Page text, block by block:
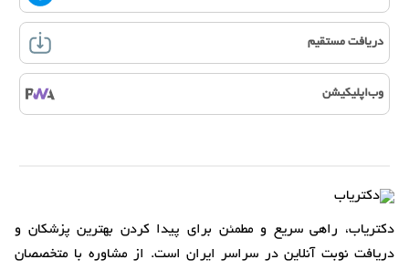
دریافت مستقیم
وب‌اپلیکیشن
دکتریاب، راهی سریع و مطمئن برای پیدا کردن بهترین پزشکان و
دریافت نوبت آنلاین در سراسر ایران است. از مشاوره با متخصصان